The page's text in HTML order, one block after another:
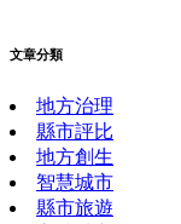
文章分類
地方治理
縣市評比
地方創生
智慧城市
縣市旅遊